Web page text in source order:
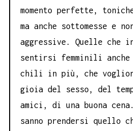
momento perfette,
ma anche sottomesse e
aggressive. Quelle che
sentirsi femminili anche
chili in più, che
gioia del sesso, del
amici, di una buona
sanno prendersi quello